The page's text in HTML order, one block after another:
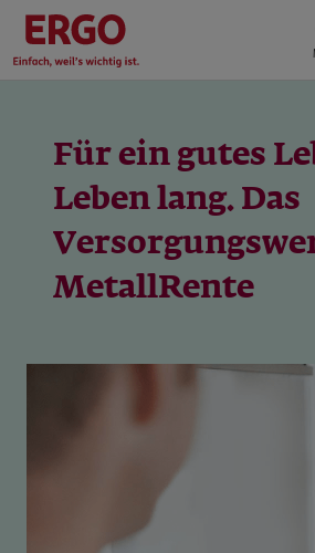
Für ein gutes
Leben lang. Das
MetallRente